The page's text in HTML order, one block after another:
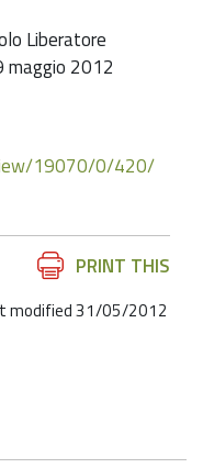
Liberatore
maggio 2012
19070/0/420/
PRINT THIS
modified31/05/2012